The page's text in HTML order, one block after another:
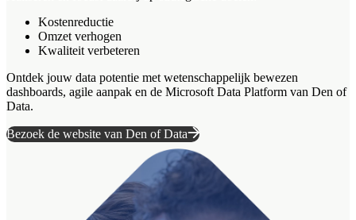
Kostenreductie
Omzet verhogen
Kwaliteit verbeteren
Ontdek jouw data potentie met wetenschappelijk bewezen
dashboards, agile aanpak en de Microsoft Data Platform van Den of
Data.
Bezoek de website van Den of Data